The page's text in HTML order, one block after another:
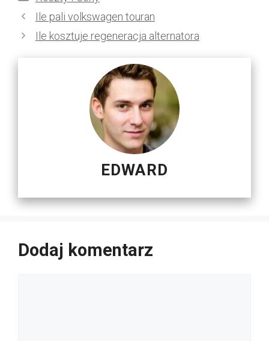
Ile pali volkswagen touran
Ile kosztuje regeneracja alternatora
EDWARD
Dodaj komentarz